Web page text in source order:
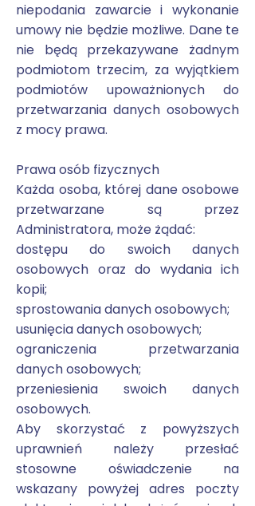
niepodania zawarcie i wykonanie
umowy nie będzie możliwe. Dane te
nie będą przekazywane żadnym
podmiotom trzecim, za wyjątkiem
podmiotów upoważnionych do
przetwarzania danych osobowych
z mocy prawa.
Prawa osób fizycznych
Każda osoba, której dane osobowe
przetwarzane są przez
Administratora, może żądać:
dostępu do swoich danych
osobowych oraz do wydania ich
kopii;
sprostowania danych osobowych;
usunięcia danych osobowych;
ograniczenia przetwarzania
danych osobowych;
przeniesienia swoich danych
osobowych.
Aby skorzystać z powyższych
uprawnień należy przesłać
stosowne oświadczenie na
wskazany powyżej adres poczty